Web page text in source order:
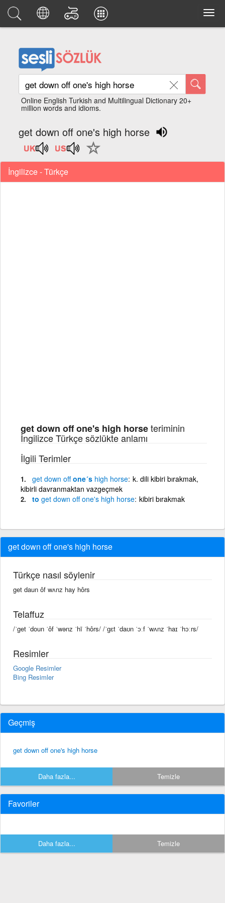
Online English Turkish and Multilingual Dictionary 20+
million words and idioms.
get down off one's high horse
İngilizce - Türkçe
get down off one's high horseteriminin
İngilizce Türkçe sözlükte anlamı
İlgili Terimler
get down offone´s high horse k. dili kibiri bırakmak,
kibirli davranmaktan vazgeçmek
to get down off one's high horse kibiri bırakmak
get down off one's high horse
Türkçe nasıl söylenir
get daun ôf wʌnz hay hôrs
Telaffuz
/ˈget ˈdoun ˈôf ˈwənz ˈhī ˈhôrs/ /ˈɡɛt ˈdaʊn ˈɔːf ˈwʌnz ˈhaɪ ˈhɔːrs/
Resimler
Google Resimler
Bing Resimler
Geçmiş
get down off one's high horse
Daha fazla... Temizle
Favoriler
Daha fazla... Temizle